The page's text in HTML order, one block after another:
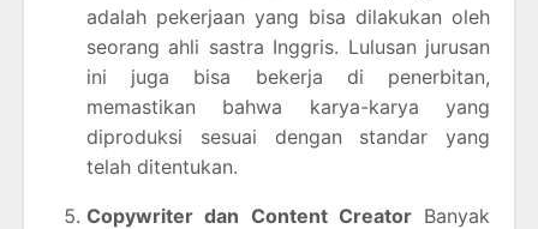
adalah pekerjaan yang bisa dilakukan oleh
seorang ahli sastra Inggris. Lulusan jurusan
ini juga bisa bekerja di penerbitan,
memastikan bahwa karya-karya yang
diproduksi sesuai dengan standar yang
telah ditentukan.
Copywriter dan Content CreatorBanyak